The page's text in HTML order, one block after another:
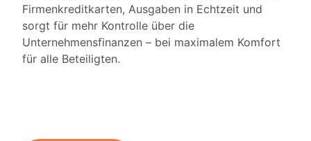
Firmenkreditkarten, Ausgaben in Echtzeit und
sorgt für mehr Kontrolle über die
Unternehmensfinanzen – bei maximalem Komfort
für alle Beteiligten.